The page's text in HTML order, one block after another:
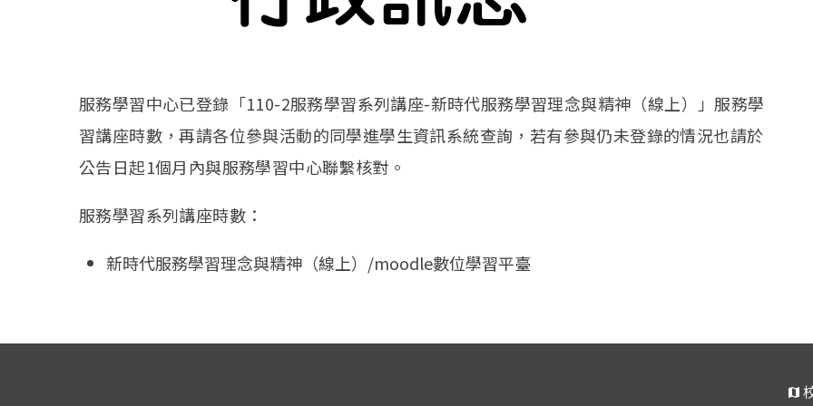
服務學習中心已登錄「110-2服務學習系列講座-新時代服務學習理念與精神（線上）」服務學
習講座時數，再請各位參與活動的同學進學生資訊系統查詢，若有參與仍未登錄的情況也請於
公告日起1個月內與服務學習中心聯繫核對。
服務學習系列講座時數：
新時代服務學習理念與精神（線上）/moodle數位學習平臺